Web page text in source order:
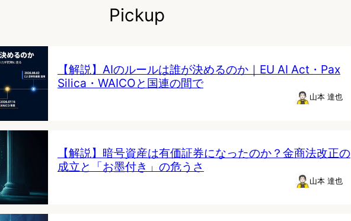
Pickup
【解説】AIのルールは誰が決めるのか｜EU AI Act・Pax
Silica・WAICOと国連の間で
山本 達也
【解説】暗号資産は有価証券になったのか？金商法改正の
成立と「お墨付き」の危うさ
山本 達也